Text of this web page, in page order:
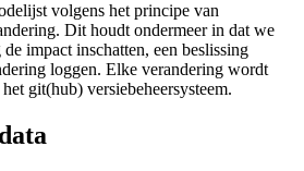
volgens het principe van
Dit houdt ondermeer in dat we
impact inschatten, een beslissing
loggen. Elke verandering wordt
git(hub) versiebeheersysteem.